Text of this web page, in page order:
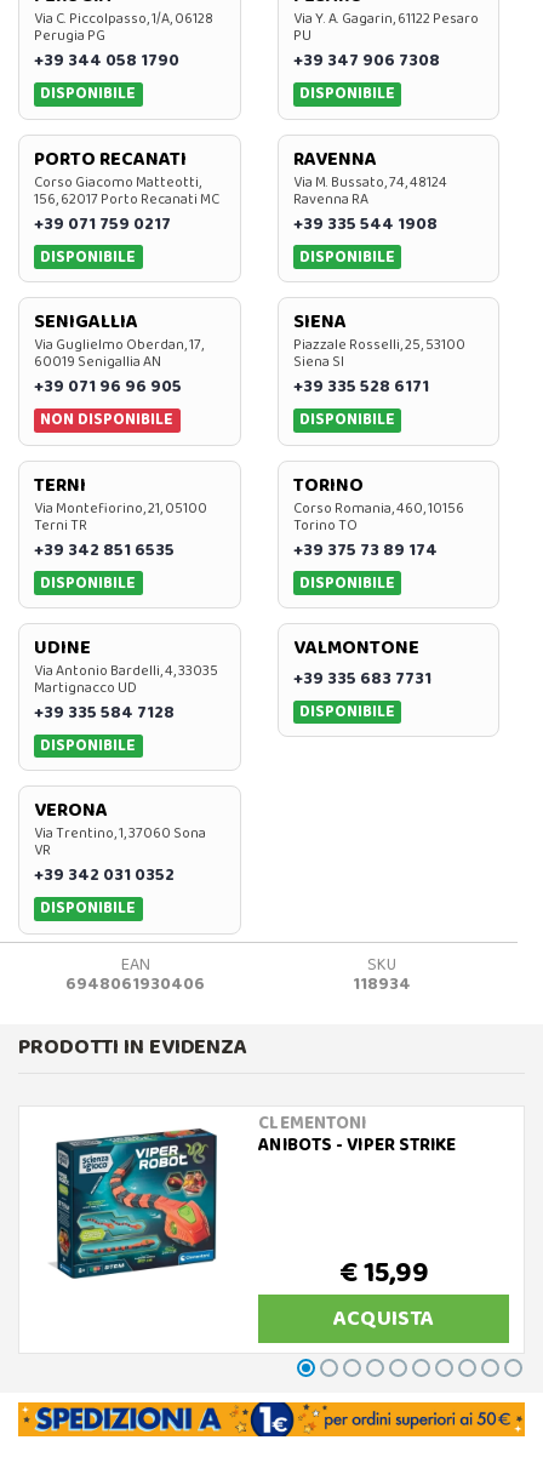
Via C. Piccolpasso, 1/A, 06128
Perugia PG
+39 344 058 1790
DISPONIBILE
Via Y. A. Gagarin, 61122 Pesaro
PU
+39 347 906 7308
DISPONIBILE
PORTO RECANATI
Corso Giacomo Matteotti,
156, 62017 Porto Recanati MC
+39 071 759 0217
DISPONIBILE
RAVENNA
Via M. Bussato, 74, 48124
Ravenna RA
+39 335 544 1908
DISPONIBILE
SENIGALLIA
Via Guglielmo Oberdan, 17,
60019 Senigallia AN
+39 071 96 96 905
NON DISPONIBILE
SIENA
Piazzale Rosselli, 25, 53100
Siena SI
+39 335 528 6171
DISPONIBILE
TERNI
Via Montefiorino, 21, 05100
Terni TR
+39 342 851 6535
DISPONIBILE
TORINO
Corso Romania, 460, 10156
Torino TO
+39 375 73 89 174
DISPONIBILE
UDINE
Via Antonio Bardelli, 4, 33035
Martignacco UD
+39 335 584 7128
DISPONIBILE
VALMONTONE
+39 335 683 7731
DISPONIBILE
VERONA
Via Trentino, 1, 37060 Sona
VR
+39 342 031 0352
DISPONIBILE
EAN
6948061930406
SKU
118934
PRODOTTI IN EVIDENZA
CLEMENTONI
ANIBOTS - VIPER STRIKE
€ 15,99
ACQUISTA